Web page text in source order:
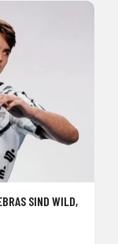
SIND WILD,